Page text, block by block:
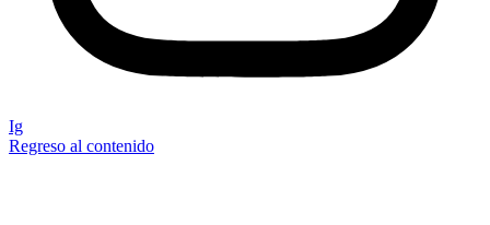
Ig
Regreso al contenido